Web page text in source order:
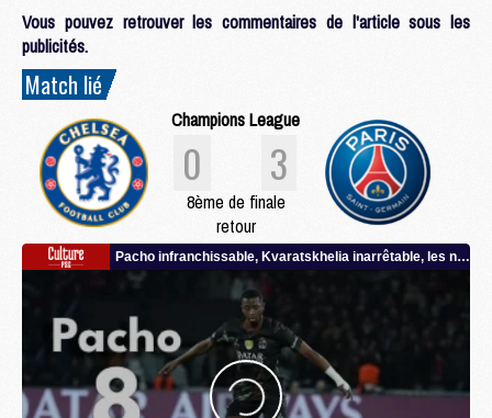
Vous pouvez retrouver les commentaires de l'article sous les
publicités.
Match lié
Champions League
0 3
8ème de finale
retour